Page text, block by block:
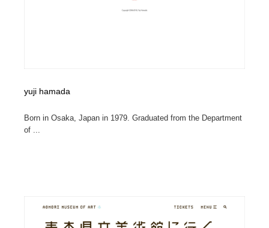
yuji hamada
Born in Osaka, Japan in 1979. Graduated from the Department
of ...